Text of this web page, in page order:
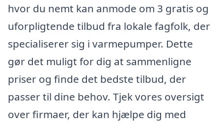
hvor du nemt kan anmode om 3 gratis og
uforpligtende tilbud fra lokale fagfolk, der
specialiserer sig i varmepumper. Dette
gør det muligt for dig at sammenligne
priser og finde det bedste tilbud, der
passer til dine behov. Tjek vores oversigt
over firmaer, der kan hjælpe dig med